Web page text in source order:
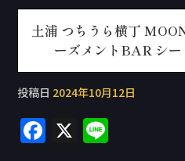
土浦 つちうら横丁
ーズメントBAR シ
投稿日 2024年10月12日
F X